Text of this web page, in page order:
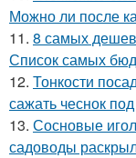
Можно ли после
11. 8 самых
Список самых
12. Тонкости
сажать чеснок
13. Сосновые
садоводы